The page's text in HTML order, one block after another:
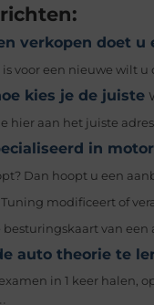
verkopen doet u
voor een nieuwe wilt
kies je de juiste
hier aan het juiste
in
Dan hoopt u een
modificeert of
van een
auto theorie te
in 1 keer halen,